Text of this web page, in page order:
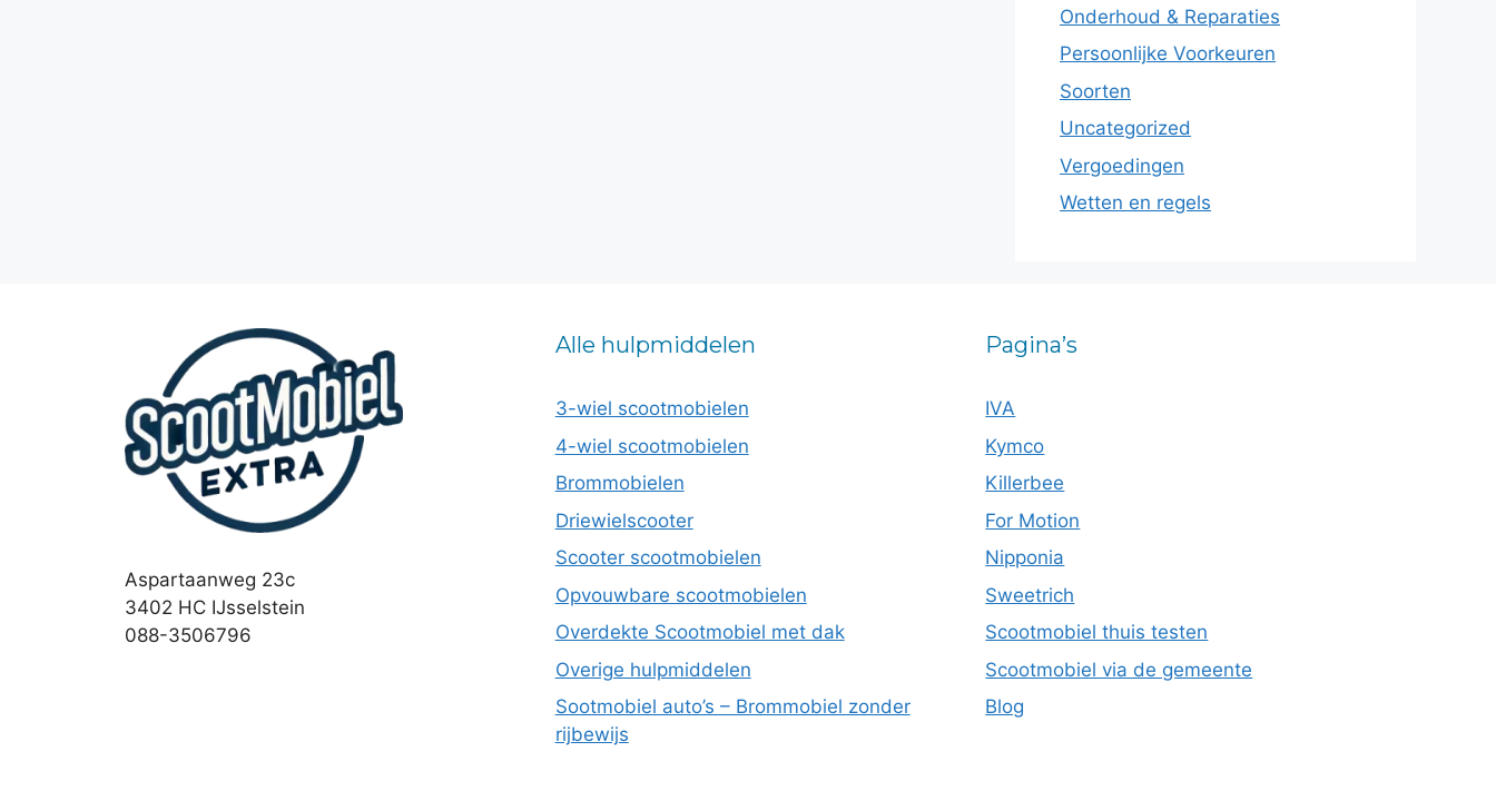
Onderhoud & Reparaties
Persoonlijke Voorkeuren
Soorten
Uncategorized
Vergoedingen
Wetten en regels
Aspartaanweg 23c
3402 HC IJsselstein
088-3506796
Alle hulpmiddelen
3-wiel scootmobielen
4-wiel scootmobielen
Brommobielen
Driewielscooter
Scooter scootmobielen
Opvouwbare scootmobielen
Overdekte Scootmobiel met dak
Overige hulpmiddelen
Sootmobiel auto’s – Brommobiel zonder
rijbewijs
Pagina’s
IVA
Kymco
Killerbee
For Motion
Nipponia
Sweetrich
Scootmobiel thuis testen
Scootmobiel via de gemeente
Blog